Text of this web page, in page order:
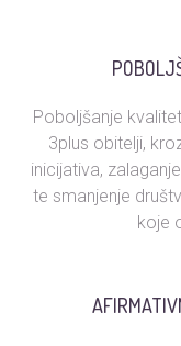
Poboljšanje
3plus obitelji,
inicijativa,
te smanjenje
koje